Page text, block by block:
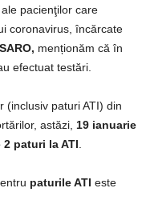
pacienţilor care
coronavirus, încărcate
menționăm că în
efectuat testări.
(inclusiv paturi ATI) din
astăzi, 19 ianuarie
paturi la ATI
paturile ATI este